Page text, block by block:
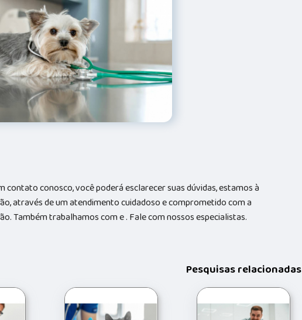
contato conosco, você poderá esclarecer suas dúvidas, estamos à
através de um atendimento cuidadoso e comprometido com a
Também trabalhamos com e . Fale com nossos especialistas.
Pesquisas relacionadas